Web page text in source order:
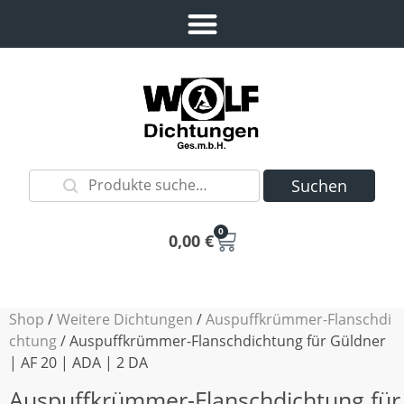
Suchen
0,00 € 0
Shop /Weitere Dichtungen /Auspuffkrümmer-Flanschdi
chtung/ Auspuffkrümmer-Flanschdichtung für Güldner
| AF 20 | ADA | 2 DA